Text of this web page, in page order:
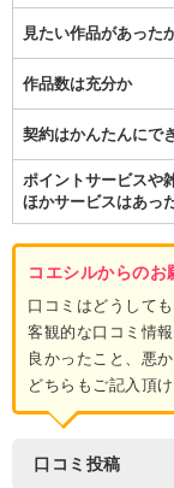
見たい作品があった
作品数は充分か
契約はかんたんにで
ポイントサービスや
ほかサービスはあっ
コエシルからのお
口コミはどうして
客観的な口コミ情
良かったこと、悪
どちらもご記入頂
口コミ投稿